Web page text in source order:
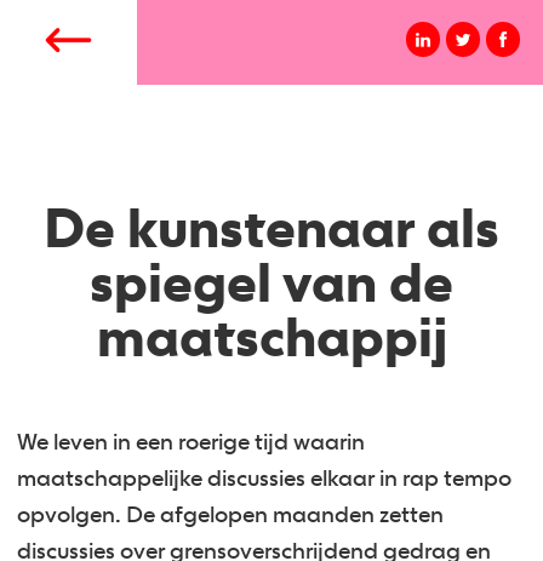
De kunstenaar als
spiegel van de
maatschappij
We leven in een roerige tijd waarin
maatschappelijke discussies elkaar in rap tempo
opvolgen. De afgelopen maanden zetten
discussies over grensoverschrijdend gedrag en